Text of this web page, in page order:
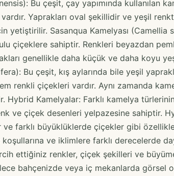
Bu çeşit, çay yapımında kullanılan
Yaprakları oval şekillidir ve yeşil
yetiştirilir. Sasanqua Kamelyası (Camellia
çiçeklere sahiptir. Renkleri beyazdan
genellikle daha küçük ve daha koyu
Bu çeşit, kış aylarında bile yeşil
renkli çiçekleri vardır. Aynı zamanda
Hybrid Kamelyalar: Farklı kamelya
ve çiçek desenleri yelpazesine sahiptir.
ve farklı büyüklüklerde çiçekler gibi
ve iklimlere farklı derecelerde
ettiğiniz renkler, çiçek şekilleri ve büyüme
bahçenizde veya iç mekanlarda görsel